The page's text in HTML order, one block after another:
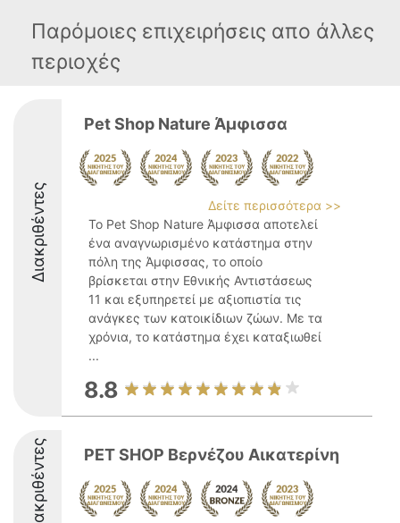
Παρόμοιες επιχειρήσεις απο άλλες
περιοχές
Διακριθέντες
Pet Shop Nature Άμφισσα
Δείτε περισσότερα >>
Το Pet Shop Nature Άμφισσα αποτελεί
ένα αναγνωρισμένο κατάστημα στην
πόλη της Άμφισσας, το οποίο
βρίσκεται στην Εθνικής Αντιστάσεως
11 και εξυπηρετεί με αξιοπιστία τις
ανάγκες των κατοικίδιων ζώων. Με τα
χρόνια, το κατάστημα έχει καταξιωθεί
...
8.8
Διακριθέντες PET SHOP Βερνέζου Αικατερίνη